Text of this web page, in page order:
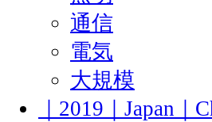
通信
電気
大規模
｜2019｜Japan｜